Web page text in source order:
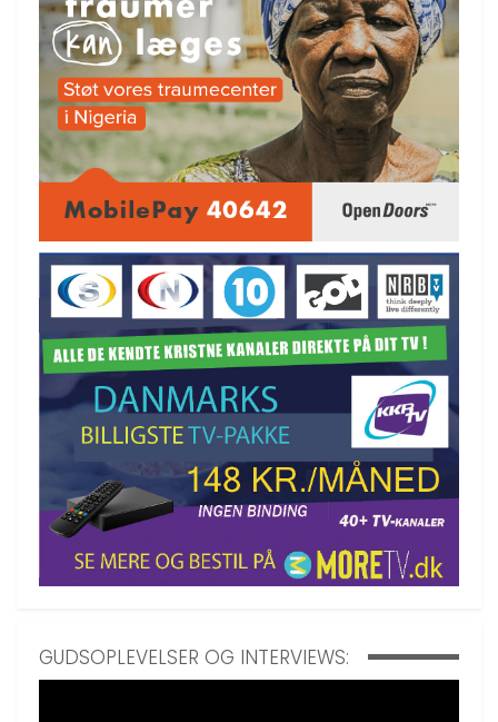
GUDSOPLEVELSER OG INTERVIEWS: